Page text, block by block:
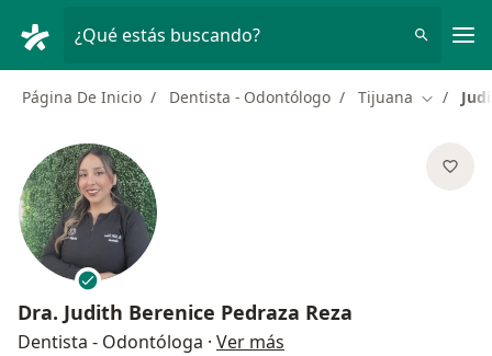
¿Qué estás buscando?
Página De Inicio Dentista - Odontólogo Tijuana Cambiar
Dra. Judith Berenice Pedraza Reza
Dentista - Odontóloga · Ver más